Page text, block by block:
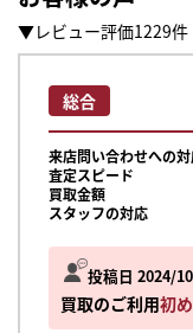
▼レビュー評価1229件
投稿日 2024/
買取のご利用初
総合
来店問い合わせへの
査定スピード
買取金額
スタッフの対応